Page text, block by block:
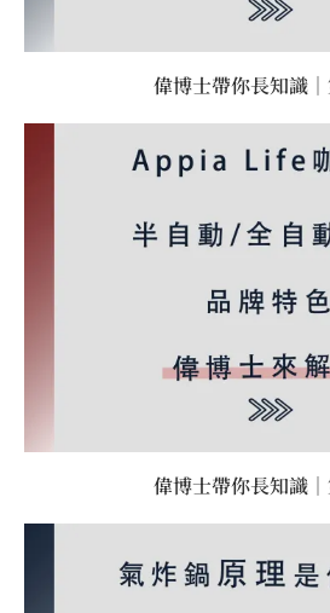
偉博士帶你長知識
偉博士帶你長知識